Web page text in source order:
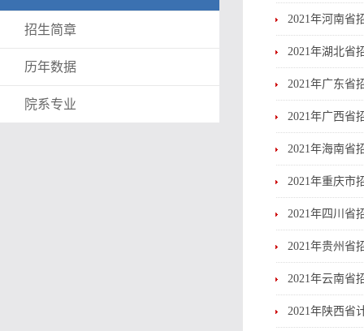
招生简章
历年数据
院系专业
2021年河南省
2021年湖北省
2021年广东省
2021年广西省
2021年海南省
2021年重庆市
2021年四川省
2021年贵州省
2021年云南省
2021年陕西省